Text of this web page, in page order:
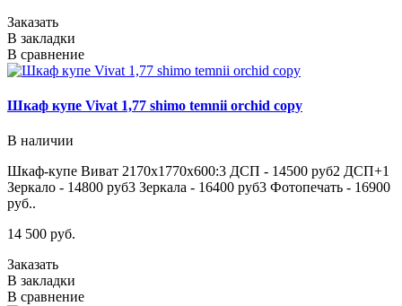
Заказать
В закладки
В сравнение
Шкаф купе Vivat 1,77 shimo temnii orchid copy
В наличии
Шкаф-купе Виват 2170х1770х600:3 ДСП - 14500 руб2 ДСП+1
Зеркало - 14800 руб3 Зеркала - 16400 руб3 Фотопечать - 16900
руб..
14 500 руб.
Заказать
В закладки
В сравнение